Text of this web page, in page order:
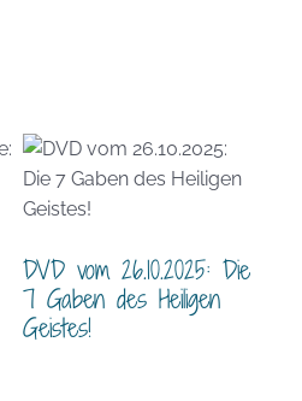
DVD vom 26.10.2025: Die
7 Gaben des Heiligen
Geistes!